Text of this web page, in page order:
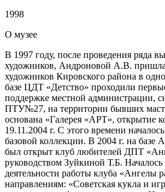
1998
О музее
В 1997 году, после проведения ряда
художников, Андроновой А.В. пришла
художников Кировского района в
базе ЦДТ «Детство» проходили
поддержке местной администрации,
ПТУ№27, на территории бывших
основана «Галерея «АРТ», открытие
19.11.2004 г. С этого времени
базовой коллекции. В 2004 г. на
был открыт клуб любителей ДПТ
руководством Зуйкиной Т.Б.
деятельности работы клуба «Ангелы
направлениям: «Советская кукла и